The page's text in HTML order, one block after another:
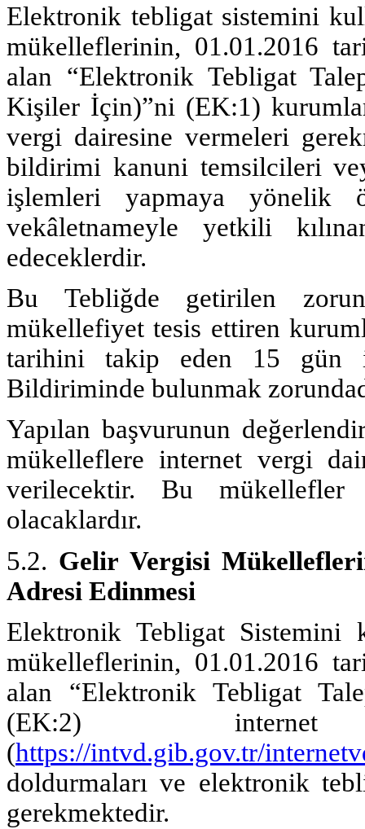
Elektronik tebligat sistemini
mükelleflerinin, 01.01.2016
alan “Elektronik Tebligat
Kişiler İçin)”ni (EK:1)
vergi dairesine vermeleri
bildirimi kanuni temsilcileri
işlemleri yapmaya yönelik
vekâletnameyle yetkili
edeceklerdir.
Bu Tebliğde getirilen
mükellefiyet tesis ettiren
tarihini takip eden 15 gün
Bildiriminde bulunmak
Yapılan başvurunun
mükelleflere internet vergi
verilecektir. Bu
olacaklardır.
5.2. Gelir Vergisi
Adresi Edinmesi
Elektronik Tebligat Sistemini
mükelleflerinin, 01.01.2016
alan “Elektronik Tebligat
(EK:2)
(https://intvd.gib.gov.tr/
doldurmaları ve elektronik
gerekmektedir.